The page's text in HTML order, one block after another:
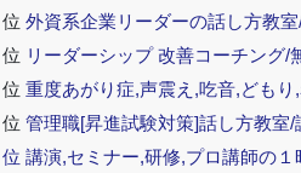
外資系企業リーダーの話し方教
リーダーシップ 改善コーチング
重度あがり症,声震え,吃音,ども
管理職[昇進試験対策]話し方教室
講演,セミナー,研修,プロ講師の